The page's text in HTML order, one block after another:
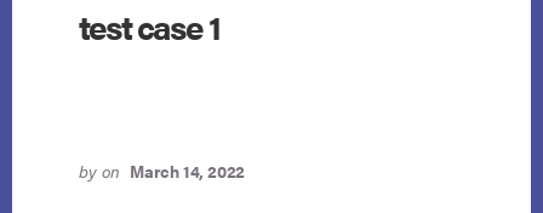
test case 1
by on March 14, 2022